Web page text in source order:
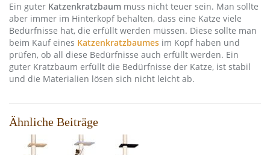
Ein guter Katzenkratzbaum muss nicht teuer sein. Man sollte
aber immer im Hinterkopf behalten, dass eine Katze viele
Bedürfnisse hat, die erfüllt werden müssen. Diese sollte man
beim Kauf eines Katzenkratzbaumes im Kopf haben und
prüfen, ob all diese Bedürfnisse auch erfüllt werden. Ein
guter Kratzbaum erfüllt die Bedürfnisse der Katze, ist stabil
und die Materialien lösen sich nicht leicht ab.
Ähnliche Beiträge